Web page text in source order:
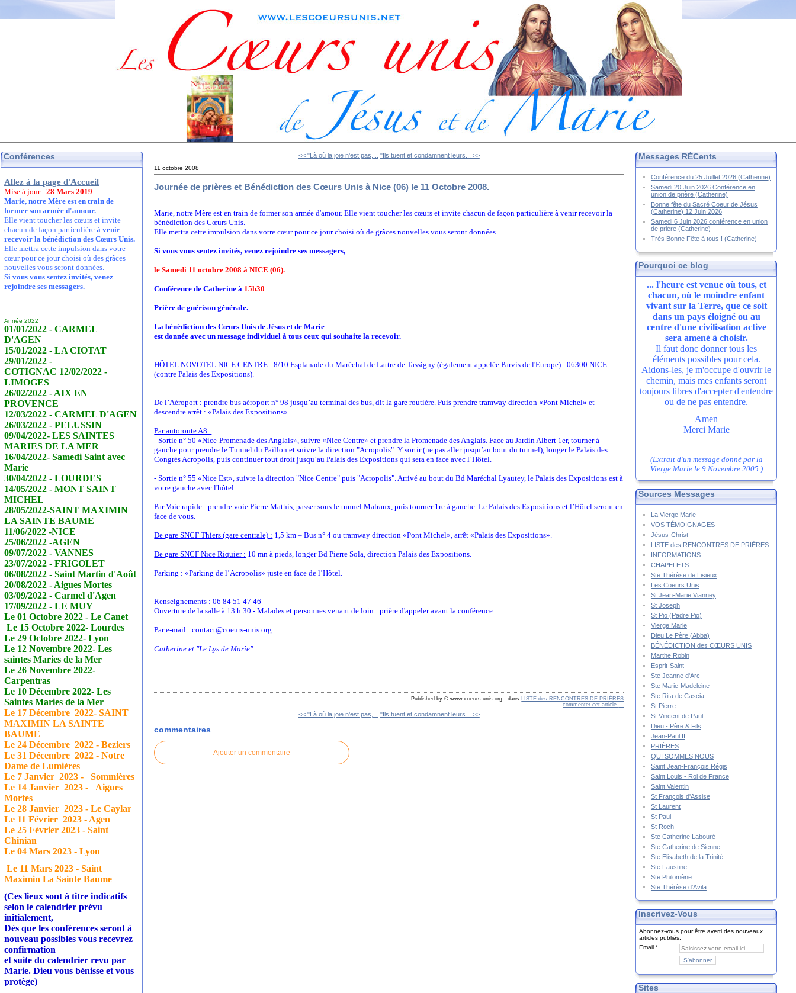
Conférences
Allez à la page d'Accueil
Mise à jour:28 Mars 2019
Marie, notre Mère est en train de
former son armée d'amour.
Elle vient toucher les cœurs et invite
chacun de façon particulièreà venir
recevoir la bénédiction des Cœurs Unis.
Elle mettra cette impulsion dans votre
cœur pour ce jour choisi où des grâces
nouvelles vous seront données.
Si vous vous sentez invités, venez
rejoindre ses messagers.
Année 2022
01/01/2022 - CARMEL
D'AGEN
15/01/2022 - LA CIOTAT
29/01/2022 -
COTIGNAC 12/02/2022 -
LIMOGES
26/02/2022 - AIX EN
PROVENCE
12/03/2022 - CARMEL D'AGEN
26/03/2022 - PELUSSIN
09/04/2022- LES SAINTES
MARIES DE LA MER
16/04/2022- Samedi Saint avec
Marie
30/04/2022 - LOURDES
14/05/2022 - MONT SAINT
MICHEL
28/05/2022-SAINT MAXIMIN
LA SAINTE BAUME
11/06/2022 -NICE
25/06/2022 -AGEN
09/07/2022 - VANNES
23/07/2022 - FRIGOLET
06/08/2022 - Saint Martin d'Août
20/08/2022 - Aigues Mortes
03/09/2022 - Carmel d'Agen
17/09/2022 - LE MUY
Le 01 Octobre 2022 - LeCanet
Le 15 Octobre 2022- Lourdes
Le 29 Octobre 2022- Lyon
Le 12 Novembre 2022- Les
saintes Maries de la Mer
Le 26 Novembre 2022-
Carpentras
Le 10 Décembre 2022- Les
Saintes Maries de la Mer
Le 17Décembre 2022- SAINT
MAXIMIN LA SAINTE
BAUME
Le 24Décembre 2022 - Beziers
Le 31Décembre 2022 - Notre
Dame de Lumières
Le 7 Janvier 2023 - Sommières
Le 14 Janvier 2023 - Aigues
Mortes
Le 28 Janvier 2023 - Le Caylar
Le 11 Février 2023 - Agen
Le 25 Février 2023 - Saint
Chinian
Le 04 Mars 2023 - Lyon
Le 11 Mars 2023 - Saint
Maximin La Sainte Baume
(Ces lieux sont à titre indicatifs
selon le calendrier prévu
initialement,
Dès que les conférences seront à
nouveau possibles vous recevrez
confirmation
et suite du calendrier revu par
Marie. Dieu vous bénisse et vous
protège)
<< "Là où la joie n’est pas,... "Ils tuent et condamnent leurs... >>
11 octobre 2008
Journée de prières et Bénédiction des Cœurs Unis à Nice (06) le 11 Octobre 2008.
Marie, notre Mère est en train de former son armée d'amour. Elle vient toucher les cœurs et invite chacun de façon particulière à venir recevoir la
bénédiction des Cœurs Unis.
Elle mettra cette impulsion dans votre cœur pour ce jour choisi où de grâces nouvelles vous seront données.
Si vous vous sentez invités, venez rejoindre ses messagers,
le Samedi 11 octobre 2008 à NICE (06).
Conférence de Catherine à 15h30
Prière de guérison générale.
La bénédiction des Cœurs Unis de Jésus et de Marie
est donnée avec un message individuel à tous ceux qui souhaite la recevoir.
HÔTEL NOVOTEL NICE CENTRE : 8/10 Esplanade du Maréchal de Lattre de Tassigny (également appelée Parvis de l'Europe) - 06300 NICE
(contre Palais des Expositions).
De l’Aéroport : prendre bus aéroport n° 98 jusqu’au terminal des bus, dit la gare routière. Puis prendre tramway direction «Pont Michel» et
descendre arrêt : «Palais des Expositions».
Par autoroute A8 :
- Sortie n° 50 «Nice-Promenade des Anglais», suivre «Nice Centre» et prendre la Promenade des Anglais. Face au Jardin Albert 1er, tourner à
gauche pour prendre le Tunnel du Paillon et suivre la direction "Acropolis". Y sortir (ne pas aller jusqu’au bout du tunnel), longer le Palais des
Congrès Acropolis, puis continuer tout droit jusqu’au Palais des Expositions qui sera en face avec l’Hôtel.
- Sortie n° 55 «Nice Est», suivre la direction "Nice Centre" puis "Acropolis". Arrivé au bout du Bd Maréchal Lyautey, le Palais des Expositions est à
votre gauche avec l'hôtel.
Par Voie rapide : prendre voie Pierre Mathis, passer sous le tunnel Malraux, puis tourner 1re à gauche. Le Palais des Expositions et l’Hôtel seront en
face de vous.
De gare SNCF Thiers (gare centrale) : 1,5 km – Bus n° 4 ou tramway direction «Pont Michel», arrêt «Palais des Expositions».
De gare SNCF Nice Riquier : 10 mn à pieds, longer Bd Pierre Sola, direction Palais des Expositions.
Parking : «Parking de l’Acropolis» juste en face de l’Hôtel.
Renseignements : 06 84 51 47 46
Ouverture de la salle à 13 h 30 - Malades et personnes venant de loin : prière d'appeler avant la conférence.
Par e-mail : contact@coeurs-unis.org
Catherine et "Le Lys de Marie"
Published by © www.coeurs-unis.org - dans LISTE des RENCONTRES DE PRIÈRES
commenter cet article …
<< "Là où la joie n’est pas,... "Ils tuent et condamnent leurs... >>
commentaires
Ajouter un commentaire
Messages RÉCents
Conférence du 25 Juillet 2026 (Catherine)
Samedi 20 Juin 2026 Conférence en
union de prière (Catherine)
Bonne fête du Sacré Coeur de Jésus
(Catherine) 12 Juin 2026
Samedi 6 Juin 2026 conférence en union
de prière (Catherine)
Très Bonne Fête à tous ! (Catherine)
Pourquoi ce blog
... l'heure est venue où tous, et
chacun, où le moindre enfant
vivant sur la Terre, que ce soit
dans un pays éloigné ou au
centre d'une civilisation active
sera amené à choisir.
Il faut donc donner tous les
éléments possibles pour cela.
Aidons-les, je m'occupe d'ouvrir le
chemin, mais mes enfants seront
toujours libres d'accepter d'entendre
ou de ne pas entendre.
Amen
Merci Marie
(Extrait d'un message donné par la
Vierge Marie le 9 Novembre 2005.)
Sources Messages
La Vierge Marie
VOS TÉMOIGNAGES
Jésus-Christ
LISTE des RENCONTRES DE PRIÈRES
INFORMATIONS
CHAPELETS
Ste Thérèse de Lisieux
Les Coeurs Unis
St Jean-Marie Vianney
St Joseph
St Pio (Padre Pio)
Vierge Marie
Dieu Le Père (Abba)
BÉNÉDICTION des CŒURS UNIS
Marthe Robin
Esprit-Saint
Ste Jeanne d'Arc
Ste Marie-Madeleine
Ste Rita de Cascia
St Pierre
St Vincent de Paul
Dieu - Père & Fils
Jean-Paul II
PRIÈRES
QUI SOMMES NOUS
Saint Jean-François Régis
Saint Louis - Roi de France
Saint Valentin
St François d'Assise
St Laurent
St Paul
St Roch
Ste Catherine Labouré
Ste Catherine de Sienne
Ste Elisabeth de la Trinité
Ste Faustine
Ste Philomène
Ste Thérèse d'Avila
Inscrivez-Vous
Abonnez-vous pour être averti des nouveaux
articles publiés.
Email
Sites